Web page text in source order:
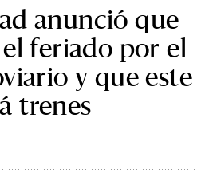
anunció que
feriado por el
y que este
trenes